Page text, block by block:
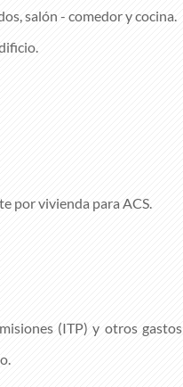
salón - comedor y cocina.
por vivienda para ACS.
(ITP) y otros gastos